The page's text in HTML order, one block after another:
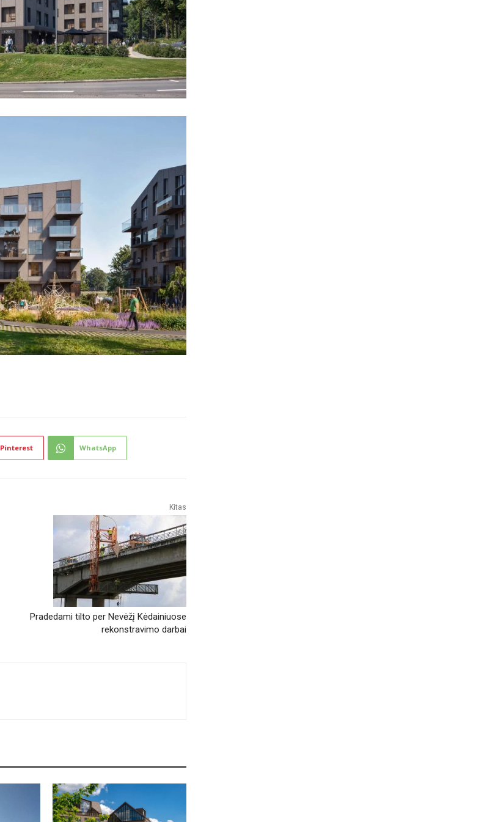
Pinterest WhatsApp
Kitas
Pradedami tilto per Nevėžį Kėdainiuose
rekonstravimo darbai